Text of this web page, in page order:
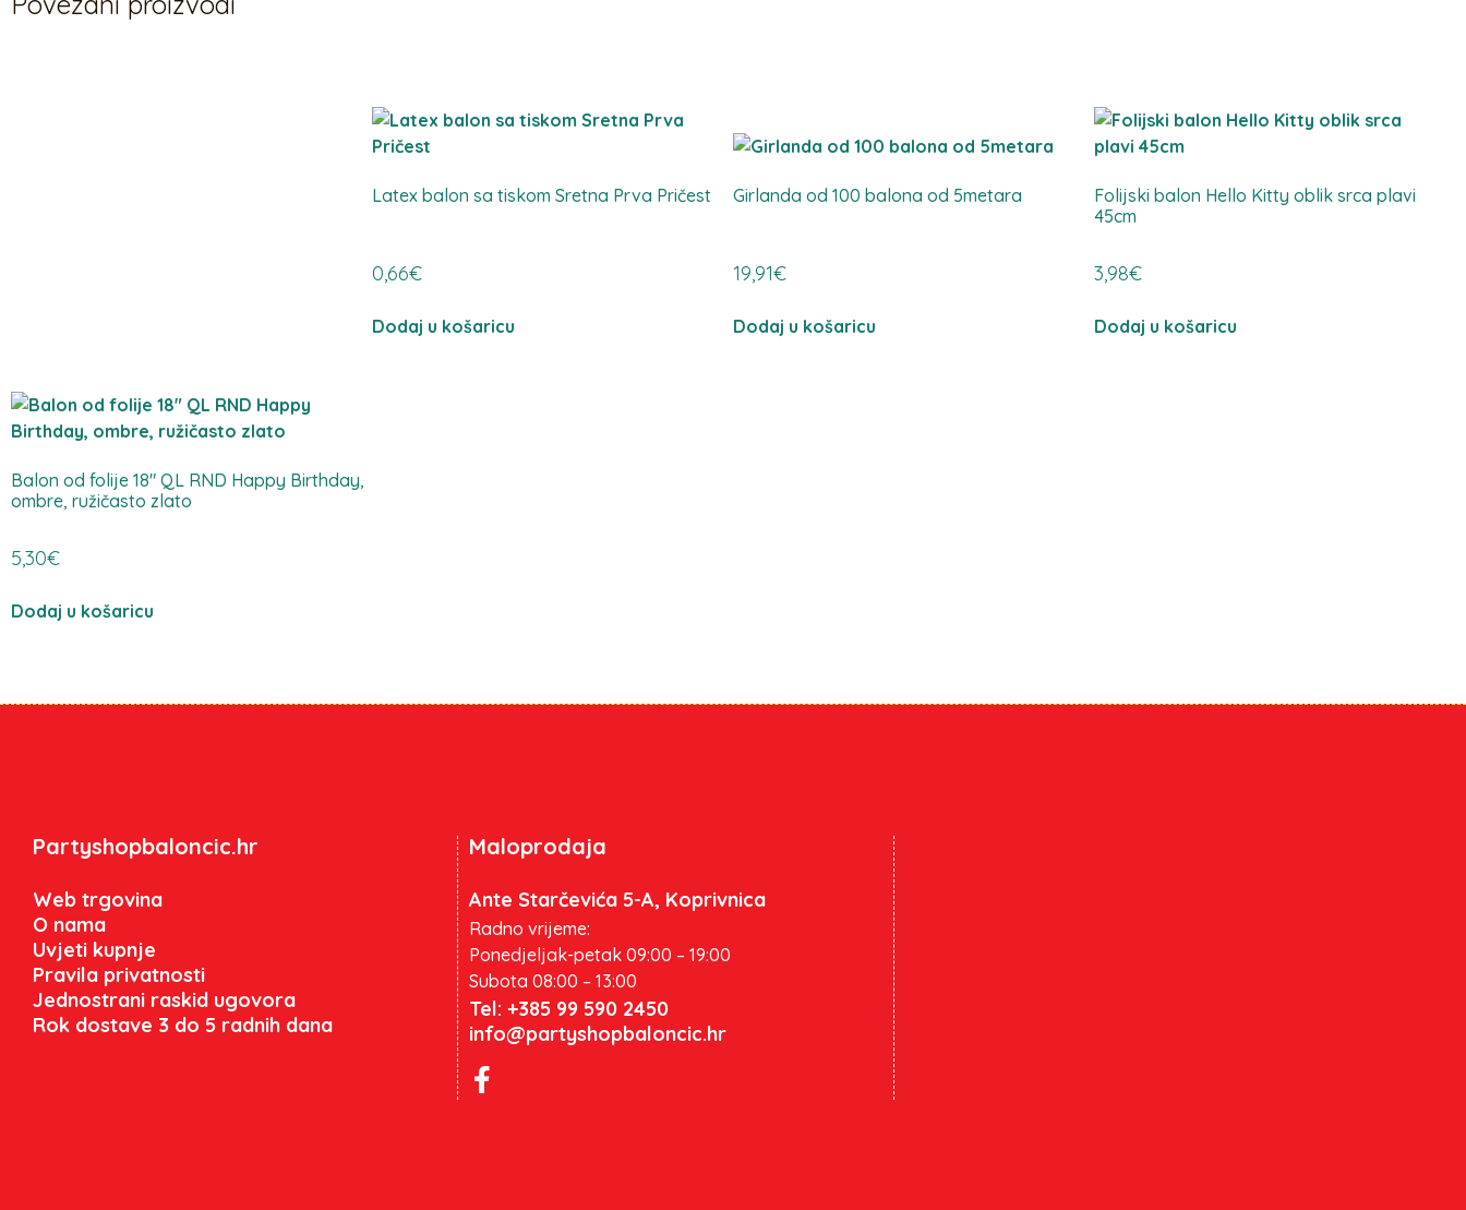
Latex balon sa tiskom Sretna Prva Pričest
0,66€
Dodaj u košaricu
Girlanda od 100 balona od 5metara
19,91€
Dodaj u košaricu
Folijski balon Hello Kitty oblik srca plavi
45cm
3,98€
Dodaj u košaricu
Balon od folije 18″ QL RND Happy Birthday,
ombre, ružičasto zlato
5,30€
Dodaj u košaricu
Partyshopbaloncic.hr
Web trgovina
O nama
Uvjeti kupnje
Pravila privatnosti
Jednostrani raskid ugovora
Rok dostave 3 do 5 radnih dana
Maloprodaja
Ante Starčevića 5-A, Koprivnica
Radno vrijeme:
Ponedjeljak-petak 09:00 – 19:00
Subota 08:00 – 13:00
Tel: +385 99 590 2450
info@partyshopbaloncic.hr